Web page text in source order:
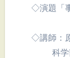
◇演題「
◇講師：
科